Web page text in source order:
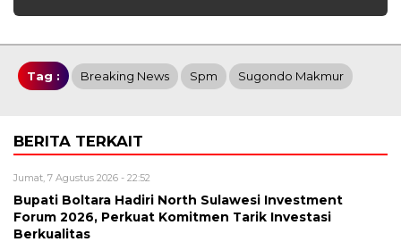
Tag : Breaking News Spm Sugondo Makmur
BERITA TERKAIT
Jumat, 7 Agustus 2026 - 22:52
Bupati Boltara Hadiri North Sulawesi Investment
Forum 2026, Perkuat Komitmen Tarik Investasi
Berkualitas